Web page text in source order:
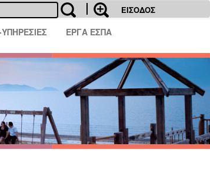
ΕΙΣΟΔΟΣ
ΥΠΗΡΕΣΙΕΣ ΕΡΓΑ ΕΣΠΑ